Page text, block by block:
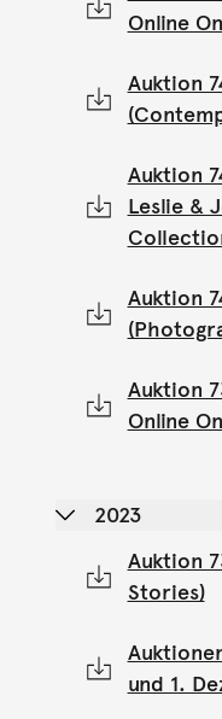
Online
Auktion
Auktion
Leslie &
Auktion
Auktion
Online
2023
Auktion
Stories)
und 1.